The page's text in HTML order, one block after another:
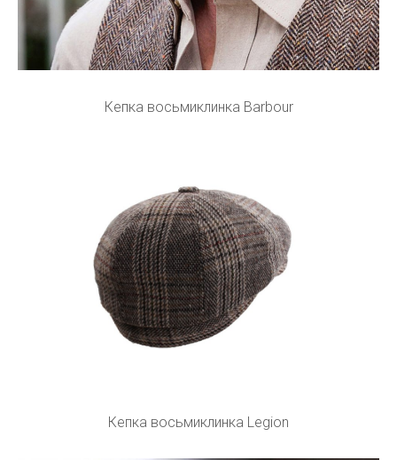
Кепка восьмиклинка Barbour
Кепка восьмиклинка Legion